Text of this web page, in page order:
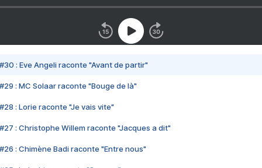
#30 : Eve Angeli raconte "Avant de partir"
#29 : MC Solaar raconte "Bouge de là"
#28 : Lorie raconte "Je vais vite"
#27 : Christophe Willem raconte "Jacques a dit"
#26 : Chimène Badi raconte "Entre nous"